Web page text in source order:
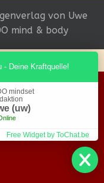
von Uwe
mind & body
dass wir
Website bieten.
wir Dir, wie
- Deine Kraftquelle!
mindset
(uw)
Free Widget by ToChat.be